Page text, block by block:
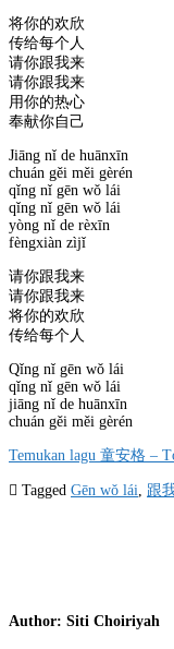
将你的欢欣
传给每个人
请你跟我来
请你跟我来
用你的热心
奉献你自己
Jiāng nǐ de huānxīn
chuán gěi měi gèrén
qǐng nǐ gēn wǒ lái
qǐng nǐ gēn wǒ lái
yòng nǐ de rèxīn
fèngxiàn zìjǐ
请你跟我来
请你跟我来
将你的欢欣
传给每个人
Qǐng nǐ gēn wǒ lái
qǐng nǐ gēn wǒ lái
jiāng nǐ de huānxīn
chuán gěi měi gèrén
Temukan lagu 童安格 –
Tagged Gēn wǒ lái, 跟
Author: Siti Choiriyah